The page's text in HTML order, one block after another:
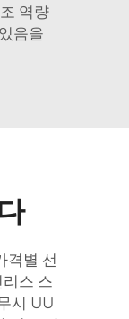
역량
음을
격별 선
스 스
시 UU